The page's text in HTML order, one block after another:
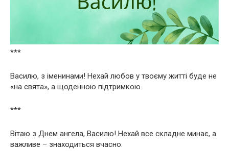
***
Василю, з іменинами! Нехай любов у твоєму житті буде не
«на свята», а щоденною підтримкою.
***
Вітаю з Днем ангела, Василю! Нехай все складне минає, а
важливе – знаходиться вчасно.